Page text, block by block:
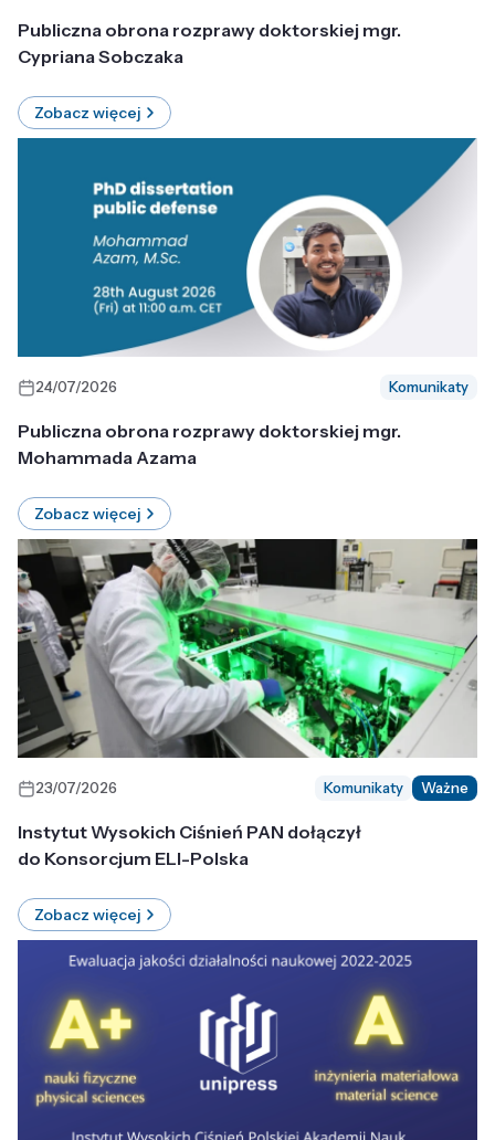
Publiczna obrona rozprawy doktorskiej mgr.
Cypriana Sobczaka
Zobacz więcej
24/07/2026 Komunikaty
Publiczna obrona rozprawy doktorskiej mgr.
Mohammada Azama
Zobacz więcej
23/07/2026 Komunikaty Ważne
Instytut Wysokich Ciśnień PAN dołączył
do Konsorcjum ELI-Polska
Zobacz więcej